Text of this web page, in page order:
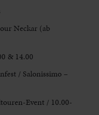
Neckar (ab
& 14.00
/ Salonissimo –
Event / 10.00-